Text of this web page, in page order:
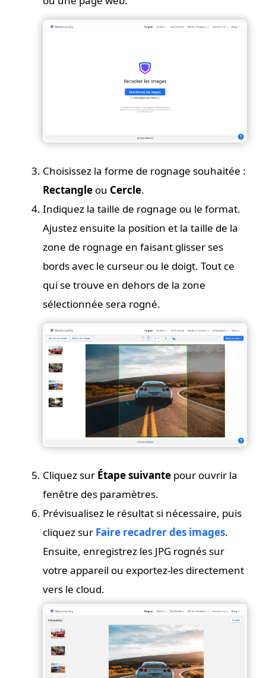
Choisissez la forme de rognage souhaitée :
Rectangle ou Cercle.
Indiquez la taille de rognage ou le format.
Ajustez ensuite la position et la taille de la
zone de rognage en faisant glisser ses
bords avec le curseur ou le doigt. Tout ce
qui se trouve en dehors de la zone
sélectionnée sera rogné.
Cliquez sur Étape suivante pour ouvrir la
fenêtre des paramètres.
Prévisualisez le résultat si nécessaire, puis
cliquez sur Faire recadrer des images.
Ensuite, enregistrez les JPG rognés sur
votre appareil ou exportez-les directement
vers le cloud.